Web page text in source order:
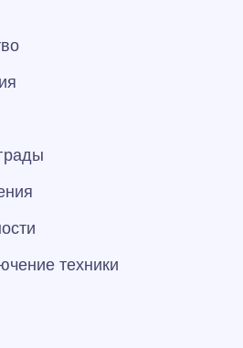
техники